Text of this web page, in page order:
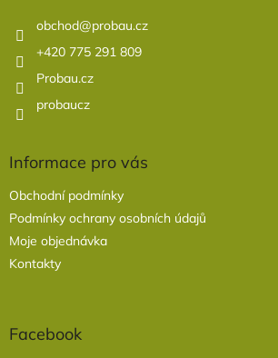
obchod@probau.cz
+420 775 291 809
Probau.cz
probaucz
Informace pro vás
Obchodní podmínky
Podmínky ochrany osobních údajů
Moje objednávka
Kontakty
Facebook